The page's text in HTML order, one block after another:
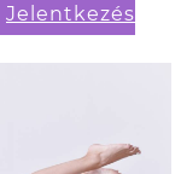
Jelentkezés